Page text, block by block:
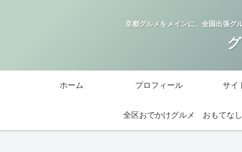
京都グルメをメインに、全国出張グ
ホーム プロフィール サイ
全区おでかけグルメ